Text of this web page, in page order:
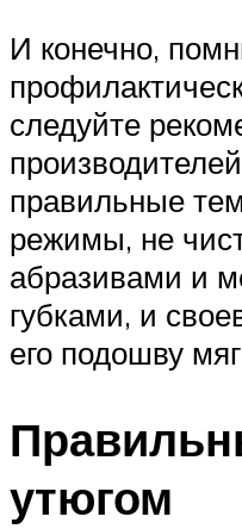
И конечно,
следуйте
правильные
режимы, не
абразивами и
губками, и
его подошву
утюгом